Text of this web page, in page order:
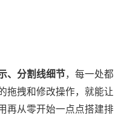
、分割线细节，每一处都
拖拽和修改操作，就能让
再从零开始一点点搭建排